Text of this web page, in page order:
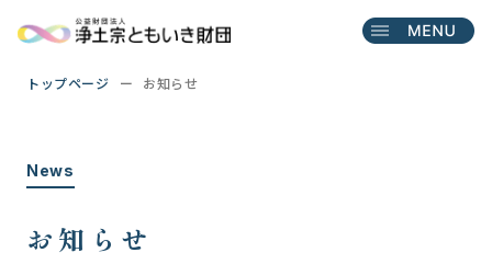
トップページ お知らせ
News
お知らせ